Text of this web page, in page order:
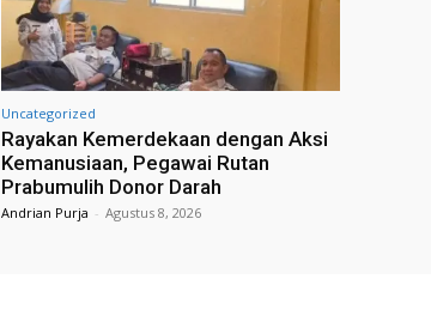
Uncategorized
Rayakan Kemerdekaan dengan Aksi
Kemanusiaan, Pegawai Rutan
Prabumulih Donor Darah
Andrian Purja - Agustus 8, 2026